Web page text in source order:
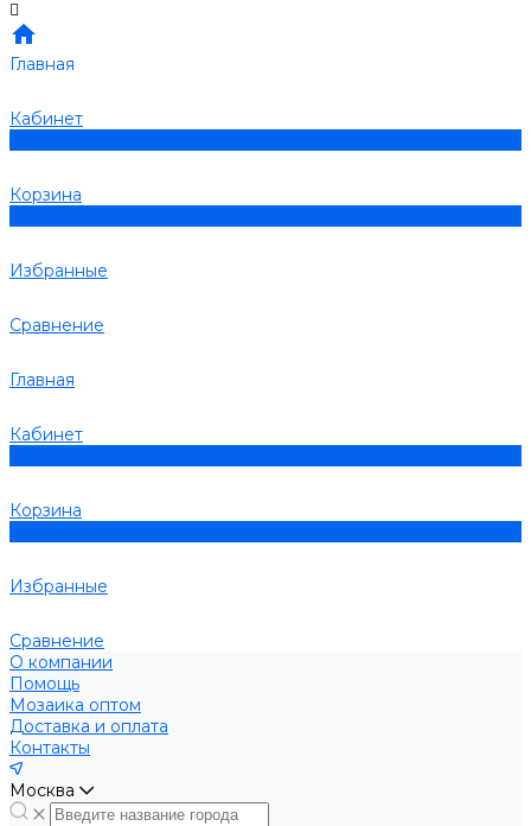
Главная
Кабинет
Корзина
Избранные
Сравнение
Главная
Кабинет
Корзина
Избранные
Сравнение
О компании
Помощь
Мозаика оптом
Доставка и оплата
Контакты
Москва